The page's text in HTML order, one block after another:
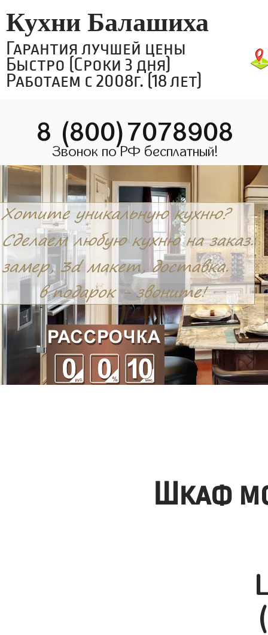
Кухни Балашиха
Гарантия лучшей цены
Быстро (Сроки 3 дня)
Работаем с 2008г. (18 лет)
8 (800)7078908
Звонок по РФ бесплатный!
Шкаф